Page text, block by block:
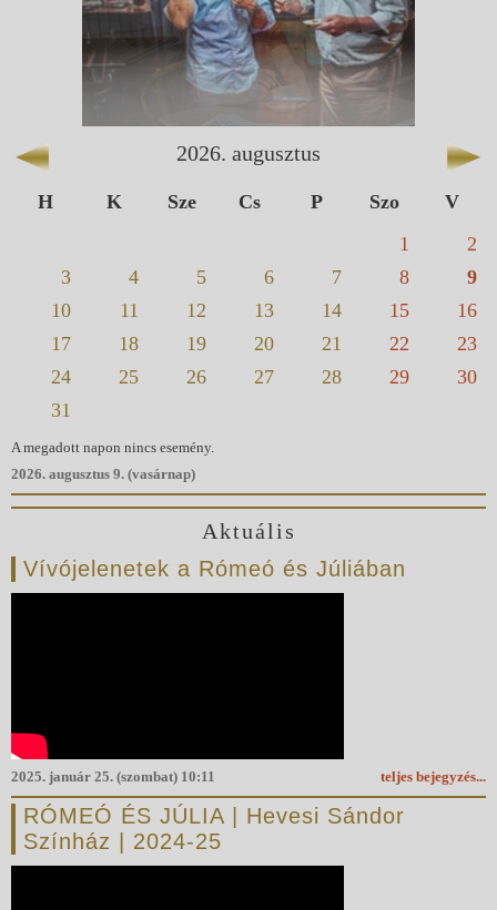
2026. augusztus
H K Sze Cs P Szo
V
1
2
3
4 5 6 7 8
9
10
11 12 13 14 15
16
17
18 19 20 21 22
23
24
25 26 27 28 29
30
31
A megadott napon nincs esemény.
2026. augusztus 9. (vasárnap)
Aktuális
Vívójelenetek a Rómeó és Júliában
teljes bejegyzés...
2025. január 25. (szombat) 10:11
RÓMEÓ ÉS JÚLIA | Hevesi Sándor
Színház | 2024-25